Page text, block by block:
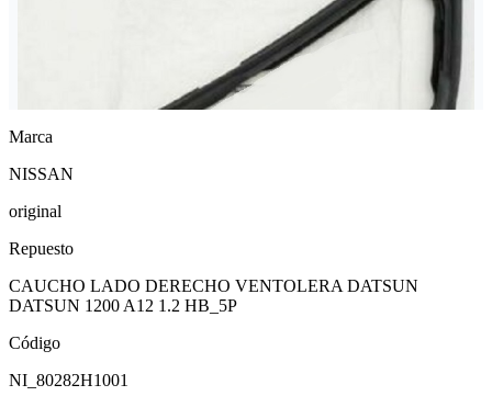
Marca
NISSAN
original
Repuesto
CAUCHO LADO DERECHO VENTOLERA DATSUN
DATSUN 1200 A12 1.2 HB_5P
Código
NI_80282H1001